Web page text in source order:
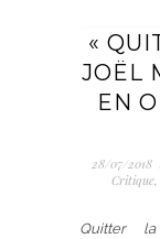
«
JOËL
EN
28/07/2018
Critique,
Quitter